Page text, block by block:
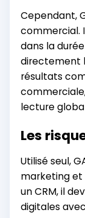
Cependant,
commercial.
dans la durée
directement
résultats
lecture
Les
Utilisé seul,
marketing et
un CRM, il
digitales